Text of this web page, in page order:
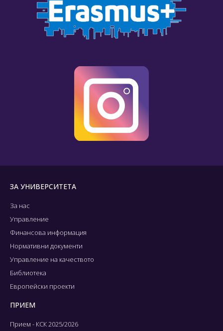
ЗА УНИВЕРСИТЕТА
За нас
Управление
Финансова информация
Нормативни документи
Управление на качеството
Библиотека
Европейски проекти
ПРИЕМ
Прием - КСК 2025/2026